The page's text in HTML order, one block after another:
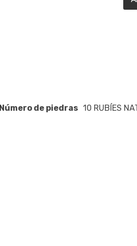
Número de piedras 10 RUBÍES